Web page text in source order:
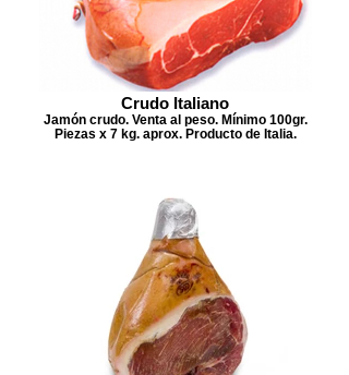
Crudo Italiano
Jamón crudo. Venta al peso. Mínimo 100gr.
Piezas x 7 kg. aprox. Producto de Italia.